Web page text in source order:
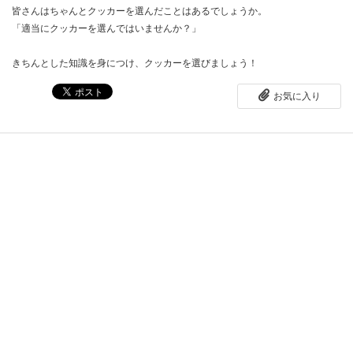
皆さんはちゃんとクッカーを選んだことはあるでしょうか。
「適当にクッカーを選んではいませんか？」
きちんとした知識を身につけ、クッカーを選びましょう！
お気に入り